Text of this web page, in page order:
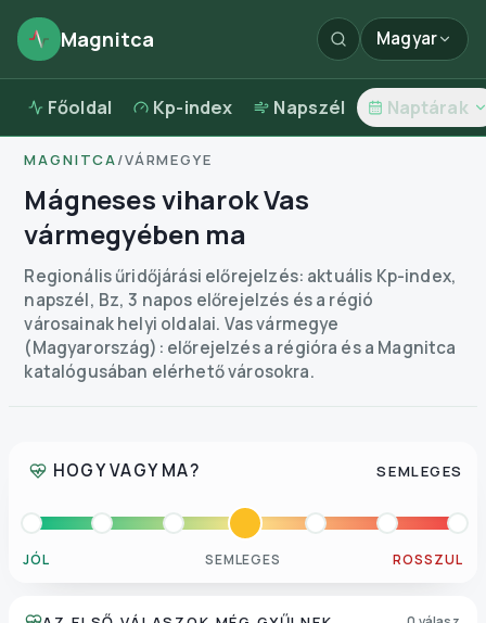
Magnitca Magyar
Főoldal Kp-index Napszél Naptárak
MAGNITCA/VÁRMEGYE
Mágneses viharok Vas
vármegyében ma
Regionális űridőjárási előrejelzés: aktuális Kp-index,
napszél, Bz, 3 napos előrejelzés és a régió
városainak helyi oldalai. Vas vármegye
(Magyarország): előrejelzés a régióra és a Magnitca
katalógusában elérhető városokra.
HOGY VAGY MA? SEMLEGES
JÓL SEMLEGES ROSSZUL